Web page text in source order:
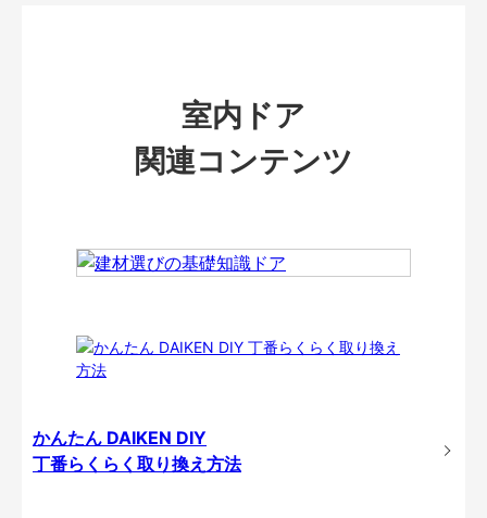
室内ドア
関連コンテンツ
かんたん DAIKEN DIY
丁番らくらく取り換え方法